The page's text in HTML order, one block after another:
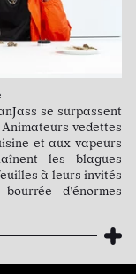
se surpassent
Animateurs vedettes
et aux vapeurs
les blagues
à leurs invités
d’énormes